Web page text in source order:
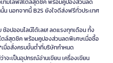
เทมไลฟ์สไตล์สุดชิค พร้อมคูปองส่วนลด
น นอกจากนี้ B2S ยังใจดีส่งฟรีทั่วประเทศ
อปออนไลน์ได้เลย! ลดแรงทุกเดือน ทั้ง
ตล์สุดชิค พร้อมคูปองส่วนลดพิเศษเมื่อซื้อ
เมื่อสั่งครบขั้นต่ำที่บริษัทกำหนด
จะเป็นอุปกรณ์อ่านเขียน เครื่องเขียน